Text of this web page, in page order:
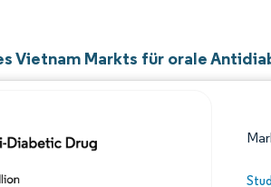
Vietnam Markts für orale